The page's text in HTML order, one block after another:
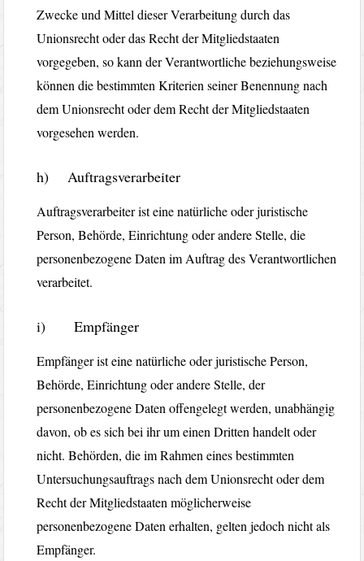
Zwecke und Mittel dieser Verarbeitung durch das
Unionsrecht oder das Recht der Mitgliedstaaten
vorgegeben, so kann der Verantwortliche beziehungsweise
können die bestimmten Kriterien seiner Benennung nach
dem Unionsrecht oder dem Recht der Mitgliedstaaten
vorgesehen werden.
h) Auftragsverarbeiter
Auftragsverarbeiter ist eine natürliche oder juristische
Person, Behörde, Einrichtung oder andere Stelle, die
personenbezogene Daten im Auftrag des Verantwortlichen
verarbeitet.
i) Empfänger
Empfänger ist eine natürliche oder juristische Person,
Behörde, Einrichtung oder andere Stelle, der
personenbezogene Daten offengelegt werden, unabhängig
davon, ob es sich bei ihr um einen Dritten handelt oder
nicht. Behörden, die im Rahmen eines bestimmten
Untersuchungsauftrags nach dem Unionsrecht oder dem
Recht der Mitgliedstaaten möglicherweise
personenbezogene Daten erhalten, gelten jedoch nicht als
Empfänger.